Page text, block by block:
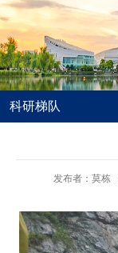
科研梯队
发布者：莫栋